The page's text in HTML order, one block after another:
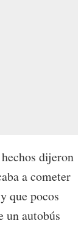
dijeron
a cometer
que pocos
un autobús